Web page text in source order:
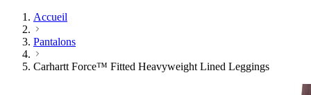
Accueil
Pantalons
Carhartt Force™ Fitted Heavyweight Lined Leggings